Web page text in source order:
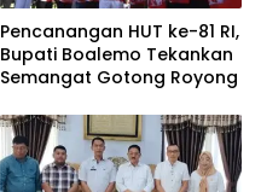
Pencanangan HUT ke-81 RI,
Bupati Boalemo Tekankan
Semangat Gotong Royong